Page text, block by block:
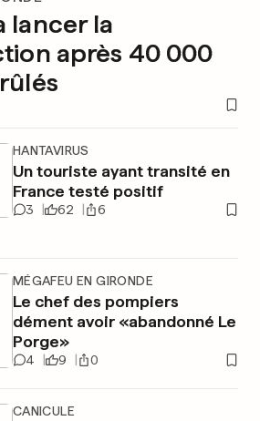
lancer la
après 40 000
HANTAVIRUS
Un touriste ayant transité en
France testé positif
3 62 6
MÉGAFEU EN GIRONDE
Le chef des pompiers
dément avoir «abandonné Le
Porge»
4 9 0
CANICULE